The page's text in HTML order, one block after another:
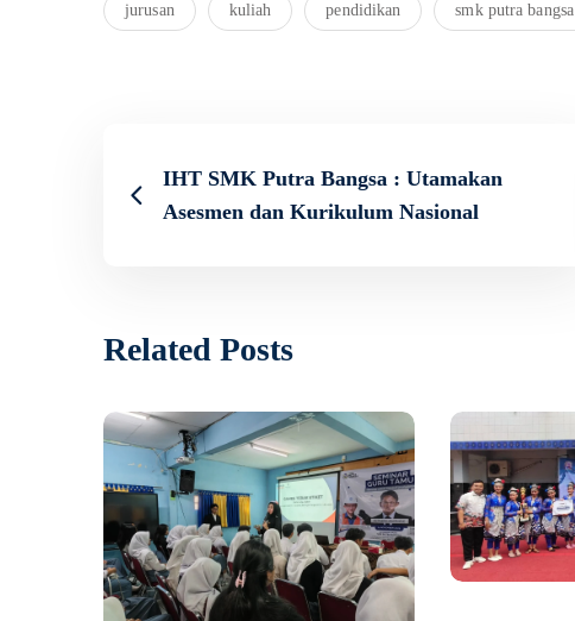
jurusan kuliah pendidikan smk putra bangsa
IHT SMK Putra Bangsa : Utamakan
Asesmen dan Kurikulum Nasional
Related Posts